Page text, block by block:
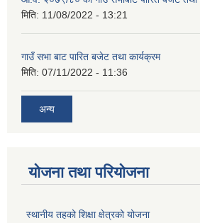
मिति: 11/08/2022 - 13:21
गाउँ सभा बाट पारित बजेट तथा कार्यक्रम
मिति: 07/11/2022 - 11:36
अन्य
योजना तथा परियोजना
स्थानीय तहको शिक्षा क्षेत्रको योजना